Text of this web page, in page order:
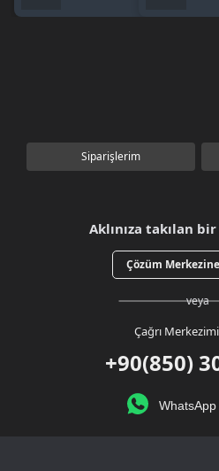
Siparişlerim
Aklınıza takılan
Çözüm
veya
Çağrı
+90(850)